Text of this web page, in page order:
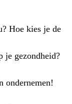
Hoe kies je de
je gezondheid?
ondernemen!